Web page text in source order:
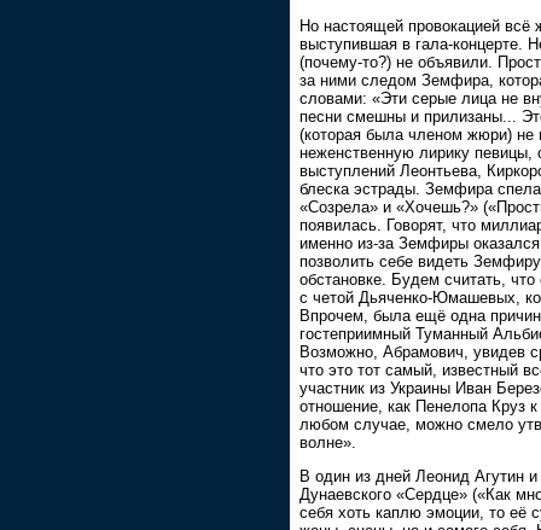
Но настоящей провокацией
выступившая в гала-концерте.
(почему-то?) не объявили.
за ними следом Земфира,
словами: «Эти серые лица не
песни смешны и прилизаны...
(которая была членом жюри) не
неженственную лирику
выступлений Леонтьева,
блеска эстрады. Земфира
«Созрела» и «Хочешь?»
появилась. Говорят, что
именно из-за Земфиры
позволить себе видеть
обстановке. Будем считать,
с четой Дьяченко-Юмашевых,
Впрочем, была ещё одна
гостеприимный Туманный
Возможно, Абрамович, увидев
что это тот самый, известный
участник из Украины Иван
отношение, как Пенелопа Круз
любом случае, можно смело
волне».
В один из дней Леонид Агутин
Дунаевского «Сердце» («Как
себя хоть каплю эмоции, то её